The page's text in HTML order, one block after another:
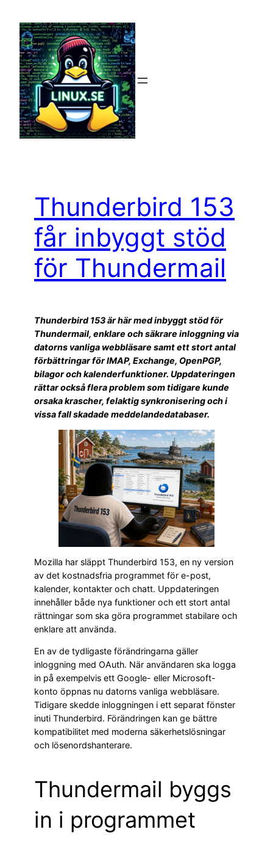
innehåll
Thunderbird 153
får inbyggt stöd
för Thundermail
Thunderbird 153 är här med inbyggt stöd för
Thundermail, enklare och säkrare inloggning via
datorns vanliga webbläsare samt ett stort antal
förbättringar för IMAP, Exchange, OpenPGP,
bilagor och kalenderfunktioner. Uppdateringen
rättar också flera problem som tidigare kunde
orsaka krascher, felaktig synkronisering och i
vissa fall skadade meddelandedatabaser.
Mozilla har släppt Thunderbird 153, en ny version
av det kostnadsfria programmet för e-post,
kalender, kontakter och chatt. Uppdateringen
innehåller både nya funktioner och ett stort antal
rättningar som ska göra programmet stabilare och
enklare att använda.
En av de tydligaste förändringarna gäller
inloggning med OAuth. När användaren ska logga
in på exempelvis ett Google- eller Microsoft-
konto öppnas nu datorns vanliga webbläsare.
Tidigare skedde inloggningen i ett separat fönster
inuti Thunderbird. Förändringen kan ge bättre
kompatibilitet med moderna säkerhetslösningar
och lösenordshanterare.
Thundermail byggs
in i programmet